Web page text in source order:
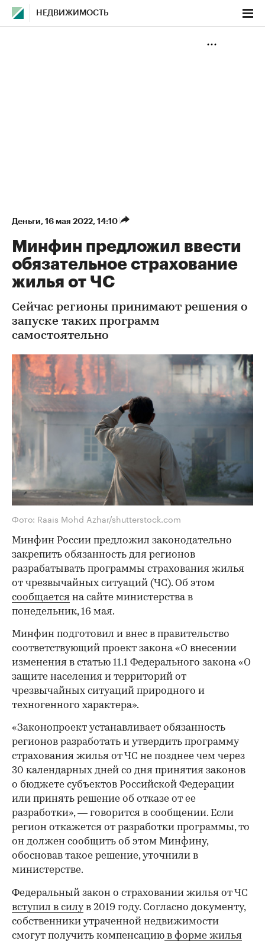
НЕДВИЖИМОСТЬ
Деньги⁠, 16 мая 2022, 14:10
Минфин предложил ввести
обязательное страхование
жилья от ЧС
Сейчас регионы принимают решения о
запуске таких программ
самостоятельно
Фото: Raais Mohd Azhar/shutterstock.com
Минфин России предложил законодательно
закрепить обязанность для регионов
разрабатывать программы страхования жилья
от чрезвычайных ситуаций (ЧС). Об этом
сообщается на сайте министерства в
понедельник, 16 мая.
Минфин подготовил и внес в правительство
соответствующий проект закона «О внесении
изменения в статью 11.1 Федерального закона «О
защите населения и территорий от
чрезвычайных ситуаций природного и
техногенного характера».
«Законопроект устанавливает обязанность
регионов разработать и утвердить программу
страхования жилья от ЧС не позднее чем через
30 календарных дней со дня принятия законов
о бюджете субъектов Российской Федерации
или принять решение об отказе от ее
разработки», — говорится в сообщении. Если
регион откажется от разработки программы, то
он должен сообщить об этом Минфину,
обосновав такое решение, уточнили в
министерстве.
Федеральный закон о страховании жилья от ЧС
вступил в силув 2019 году. Согласно документу,
собственники утраченной недвижимости
смогут получить компенсацию в форме жилья